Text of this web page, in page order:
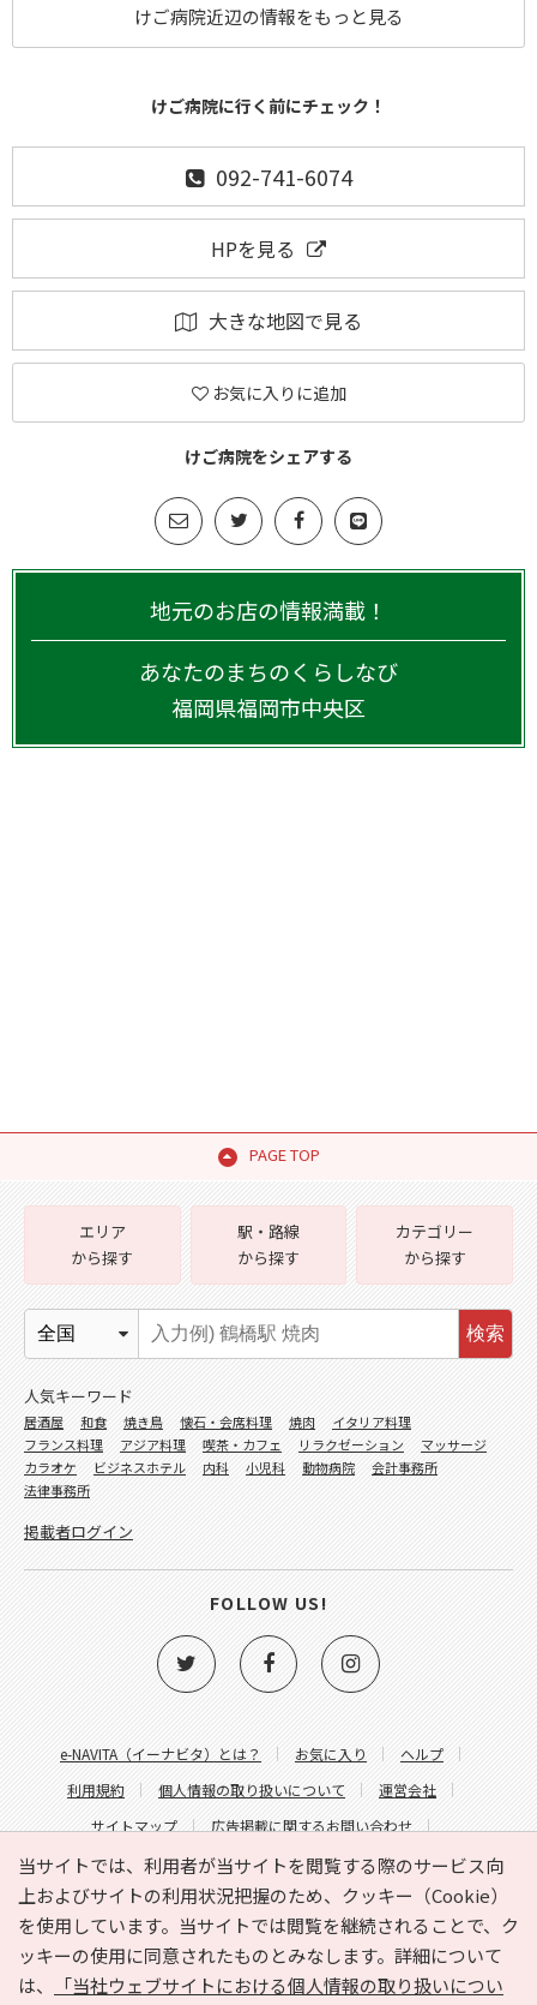
けご病院近辺の情報をもっと見る
けご病院に行く前にチェック！
092-741-6074
HPを見る
大きな地図で見る
お気に入りに追加
けご病院をシェアする
地元のお店の情報満載！
あなたのまちのくらしなび
福岡県福岡市中央区
PAGE TOP
当サイトでは、利用者が当サイトを閲覧する際のサービス向
上およびサイトの利用状況把握のため、クッキー（Cookie）
を使用しています。当サイトでは閲覧を継続されることで、ク
ッキーの使用に同意されたものとみなします。詳細について
は、
「当社ウェブサイトにおける個人情報の取り扱いについ
e-NAVITA（イーナビタ）とは？ お気に入り
ヘルプ
利用規約
個人情報の取り扱いについて
運営会社
サイトマップ
広告掲載に関するお問い合わせ
サイトの内容に関するお問い合わせ
エリア
から探す
駅・路線
から探す
カテゴリー
から探す
検索
人気キーワード
居酒屋 和食 焼き鳥 懐石・会席料理 焼肉
イタリア料理
フランス料理
アジア料理 喫茶・カフェ リラクゼーション
マッサージ
カラオケ
ビジネスホテル 内科 小児科 動物病院
会計事務所
法律事務所
掲載者ログイン
FOLLOW US!